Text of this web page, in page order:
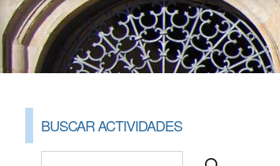
BUSCAR ACTIVIDADES